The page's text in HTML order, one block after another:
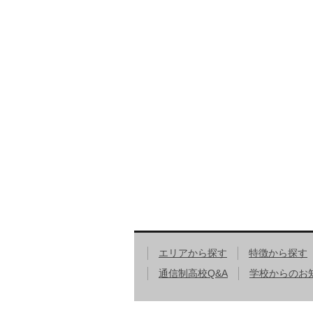
エリアから探す 特徴から探す
通信制高校Q&A
学校からのお